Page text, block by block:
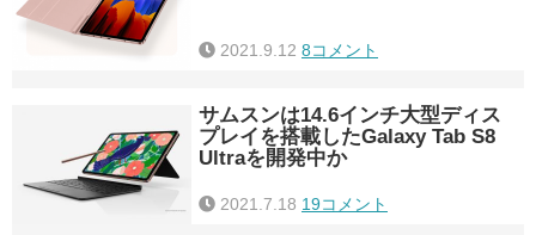
2021.9.12 8コメント
サムスンは14.6インチ大型ディス
プレイを搭載したGalaxy Tab S8
Ultraを開発中か
2021.7.18 19コメント